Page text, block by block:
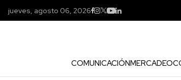
jueves, agosto 06, 2026
COMUNICACIÓNMERCADEO